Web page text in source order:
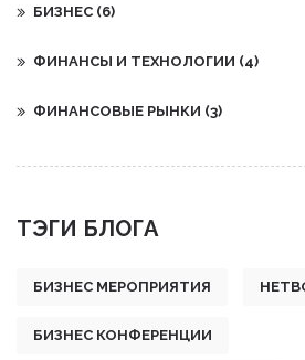
БИЗНЕС (6)
ФИНАНСЫ И ТЕХНОЛОГИИ (4)
ФИНАНСОВЫЕ РЫНКИ (3)
ТЭГИ БЛОГА
БИЗНЕС МЕРОПРИЯТИЯ
БИЗНЕС КОНФЕРЕНЦИИ